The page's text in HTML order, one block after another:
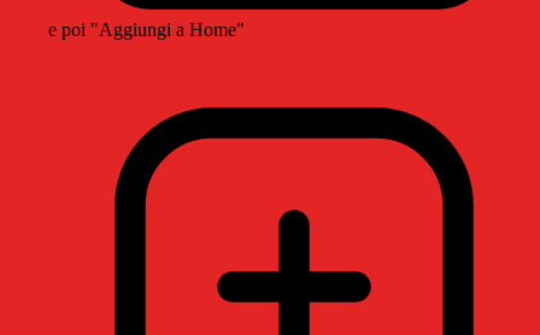
e poi "Aggiungi a Home"